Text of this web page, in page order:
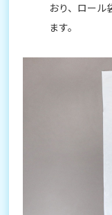
おり、ロール
ます。